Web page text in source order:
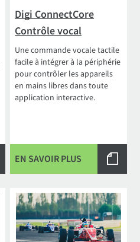
Digi ConnectCore
Contrôle vocal
Une commande vocale tactile
facile à intégrer à la périphérie
pour contrôler les appareils
en mains libres dans toute
application interactive.
EN SAVOIR PLUS